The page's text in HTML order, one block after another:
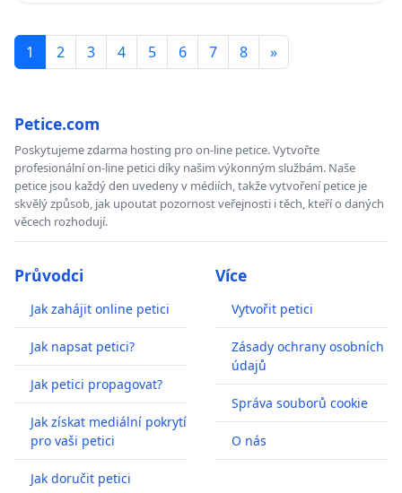
1 2 3 4 5 6 7 8 »
Petice.com
Poskytujeme zdarma hosting pro on-line petice. Vytvořte
profesionální on-line petici díky našim výkonným službám. Naše
petice jsou každý den uvedeny v médiích, takže vytvoření petice je
skvělý způsob, jak upoutat pozornost veřejnosti i těch, kteří o daných
věcech rozhodují.
Průvodci
Jak zahájit online petici
Jak napsat petici?
Jak petici propagovat?
Jak získat mediální pokrytí
pro vaši petici
Jak doručit petici
Více
Vytvořit petici
Zásady ochrany osobních
údajů
Správa souborů cookie
O nás